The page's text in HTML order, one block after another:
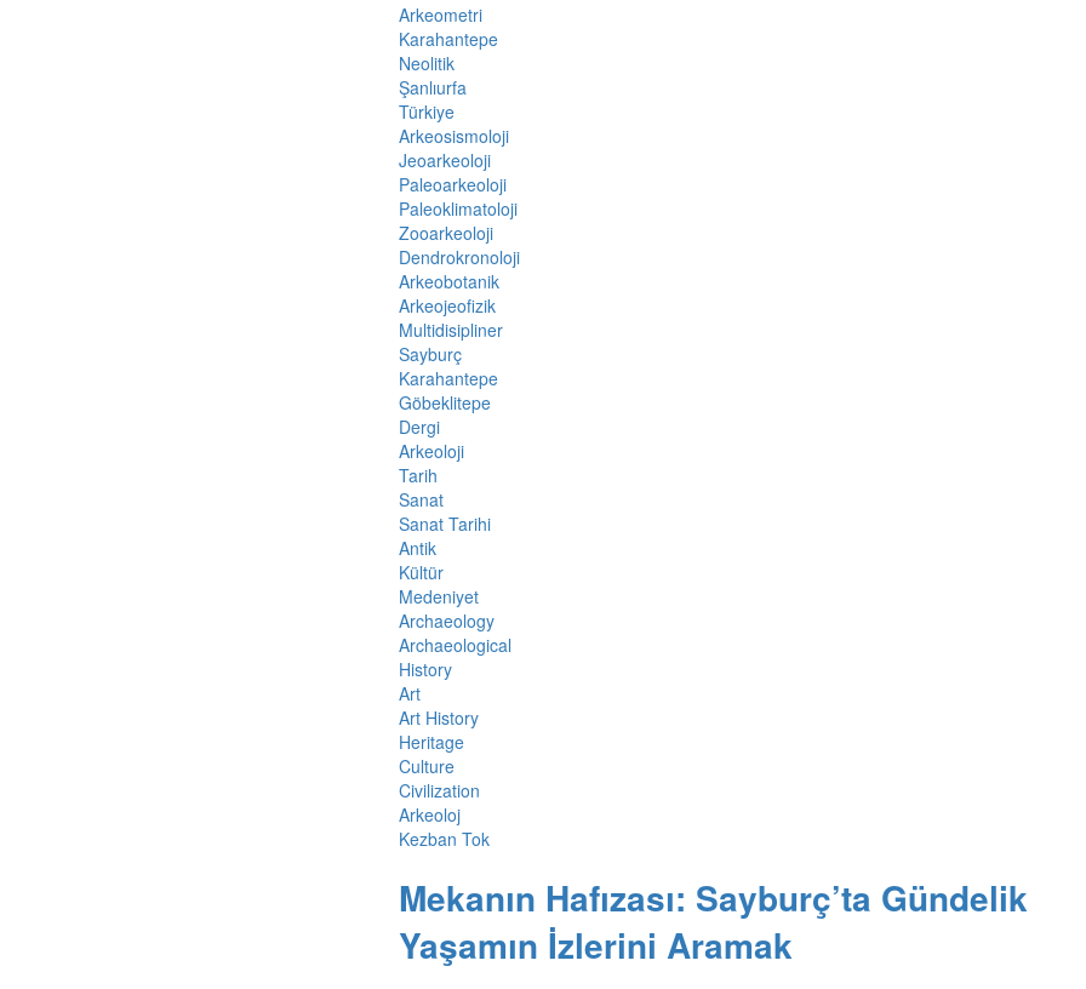
Arkeometri
Karahantepe
Neolitik
Şanlıurfa
Türkiye
Arkeosismoloji
Jeoarkeoloji
Paleoarkeoloji
Paleoklimatoloji
Zooarkeoloji
Dendrokronoloji
Arkeobotanik
Arkeojeofizik
Multidisipliner
Sayburç
Karahantepe
Göbeklitepe
Dergi
Arkeoloji
Tarih
Sanat
Sanat Tarihi
Antik
Kültür
Medeniyet
Archaeology
Archaeological
History
Art
Art History
Heritage
Culture
Civilization
Arkeoloj
Kezban Tok
Mekanın Hafızası: Sayburç’ta Gündelik
Yaşamın İzlerini Aramak